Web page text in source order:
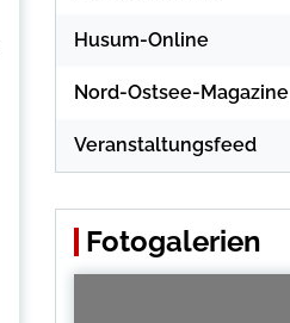
Husum-Online
Nord-Ostsee-Magazine
Veranstaltungsfeed
Fotogalerien